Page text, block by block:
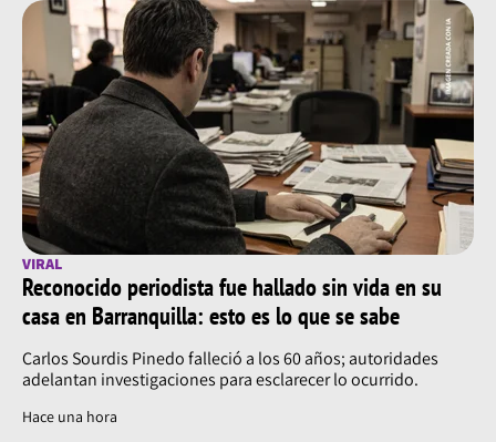
VIRAL
Reconocido periodista fue hallado sin vida en su
casa en Barranquilla: esto es lo que se sabe
Carlos Sourdis Pinedo falleció a los 60 años; autoridades
adelantan investigaciones para esclarecer lo ocurrido.
Hace una hora